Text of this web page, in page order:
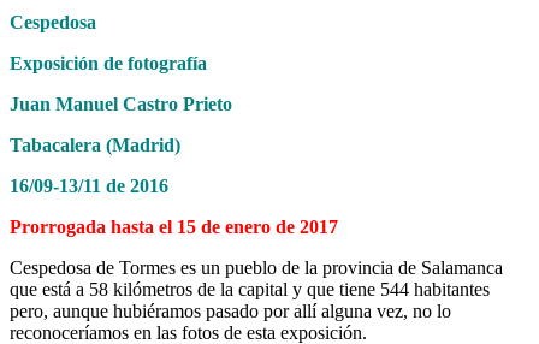
Cespedosa
Exposición de fotografía
Juan Manuel Castro Prieto
Tabacalera (Madrid)
16/09-13/11 de 2016
Prorrogada hasta el 15 de enero de 2017
Cespedosa de Tormes es un pueblo de la provincia de Salamanca
que está a 58 kilómetros de la capital y que tiene 544 habitantes
pero, aunque hubiéramos pasado por allí alguna vez, no lo
reconoceríamos en las fotos de esta exposición.